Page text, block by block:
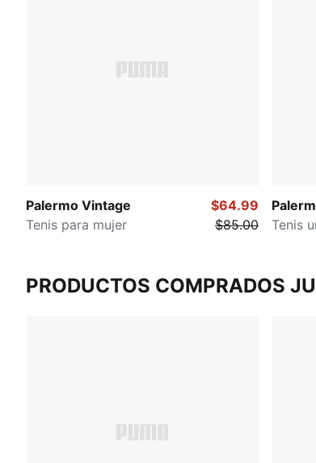
Palermo Vintage
Tenis para mujer
$64.99
$85.00
Tenis
PRODUCTOS COMPRADOS